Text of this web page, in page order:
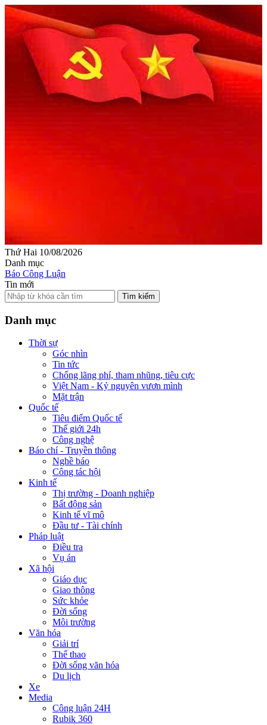
Thứ Hai 10/08/2026
Danh mục
Báo Công Luận
Tin mới
Tìm kiếm
Danh mục
Thời sự
Góc nhìn
Tin tức
Chống lãng phí, tham nhũng, tiêu cực
Việt Nam - Kỷ nguyên vươn mình
Mặt trận
Quốc tế
Tiêu điểm Quốc tế
Thế giới 24h
Công nghệ
Báo chí - Truyền thông
Nghề báo
Công tác hội
Kinh tế
Thị trường - Doanh nghiệp
Bất động sản
Kinh tế vĩ mô
Đầu tư - Tài chính
Pháp luật
Điều tra
Vụ án
Xã hội
Giáo dục
Giao thông
Sức khỏe
Đời sống
Môi trường
Văn hóa
Giải trí
Thể thao
Đời sống văn hóa
Du lịch
Xe
Media
Công luận 24H
Rubik 360